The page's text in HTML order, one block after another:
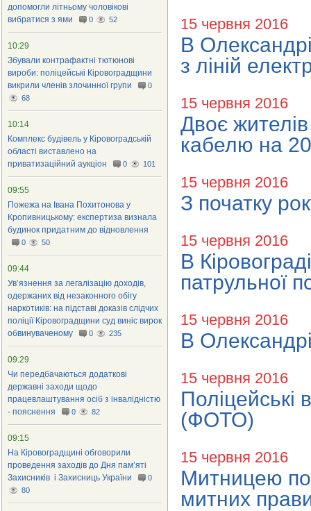
15 червня 2016
В
з ліній
15 червня 2016
Двоє
кабелю на
15 червня 2016
З початку
15 червня 2016
В
патрульної
15 червня 2016
В
15 червня 2016
Поліцейські
(ФОТО)
15 червня 2016
Митницею
митних
допомогли літньому чоловікові
вибратися з ями
0 52
10:29
Збували контрафактні тютюнові
вироби: поліцейські Кіровоградщини
викрили членів злочинної групи
0
68
10:14
Комплекс будівель у Кіровоградській
області виставлено на
приватизаційний аукціон
0 101
09:55
Пожежа на Івана Похитонова у
Кропивницькому: експертиза визнала
будинок придатним до відновлення
0 50
09:44
Ув’язнення за легалізацію доходів,
одержаних від незаконного обігу
наркотиків: на підставі доказів слідчих
поліції Кіровоградщини суд виніс вирок
обвинуваченому
0 235
09:29
Чи передбачаються додаткові
державні заходи щодо
працевлаштування осіб з інвалідністю
- пояснення
0 82
09:15
На Кіровоградщині обговорили
проведення заходів до Дня пам’яті
Захисників і Захисниць України
0
80